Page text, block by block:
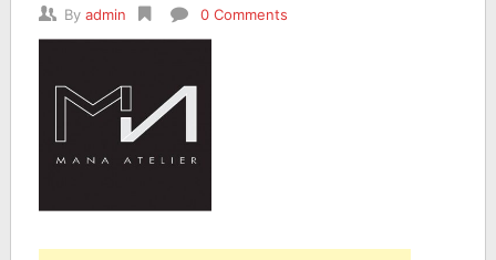
By admin 0 Comments